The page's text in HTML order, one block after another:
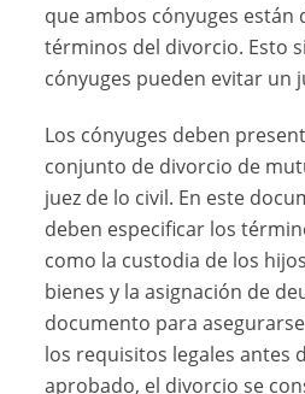
que ambos cónyuges están
términos del divorcio. Esto
cónyuges pueden evitar un
Los cónyuges deben
conjunto de divorcio de
juez de lo civil. En este
deben especificar los
como la custodia de los
bienes y la asignación de
documento para
los requisitos legales antes
aprobado, el divorcio se